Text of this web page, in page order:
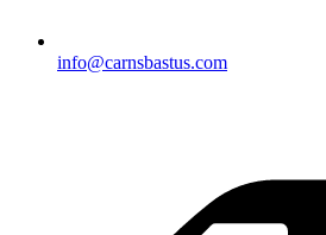
info@carnsbastus.com